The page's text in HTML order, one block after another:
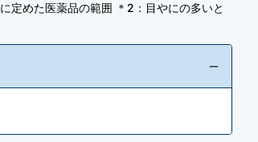
定めた医薬品の範囲 ＊2：目やにの多いと